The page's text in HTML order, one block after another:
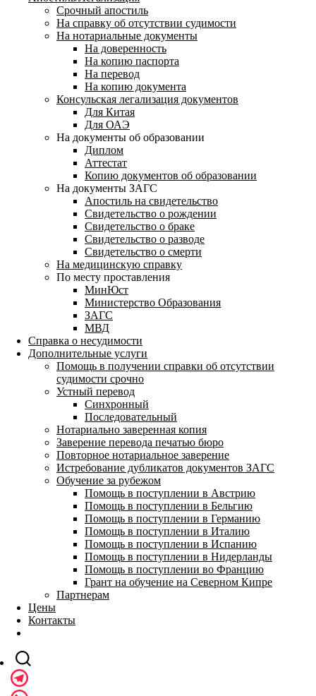
Срочный апостиль
На справку об отсутствии судимости
На нотариальные документы
На доверенность
На копию паспорта
На перевод
На копию документа
Консульская легализация документов
Для Китая
Для ОАЭ
На документы об образовании
Диплом
Аттестат
Копию документов об образовании
На документы ЗАГС
Апостиль на свидетельство
Свидетельство о рождении
Свидетельство о браке
Свидетельство о разводе
Свидетельство о смерти
На медицинскую справку
По месту проставления
МинЮст
Министерство Образования
ЗАГС
МВД
Справка о несудимости
Дополнительные услуги
Помощь в получении справки об отсутствии
судимости срочно
Устный перевод
Синхронный
Последовательный
Нотариально заверенная копия
Заверение перевода печатью бюро
Повторное нотариальное заверение
Истребование дубликатов документов ЗАГС
Обучение за рубежом
Помощь в поступлении в Австрию
Помощь в поступлении в Бельгию
Помощь в поступлении в Германию
Помощь в поступлении в Италию
Помощь в поступлении в Испанию
Помощь в поступлении в Нидерланды
Помощь в поступлении во Францию
Грант на обучение на Северном Кипре
Партнерам
Цены
Контакты